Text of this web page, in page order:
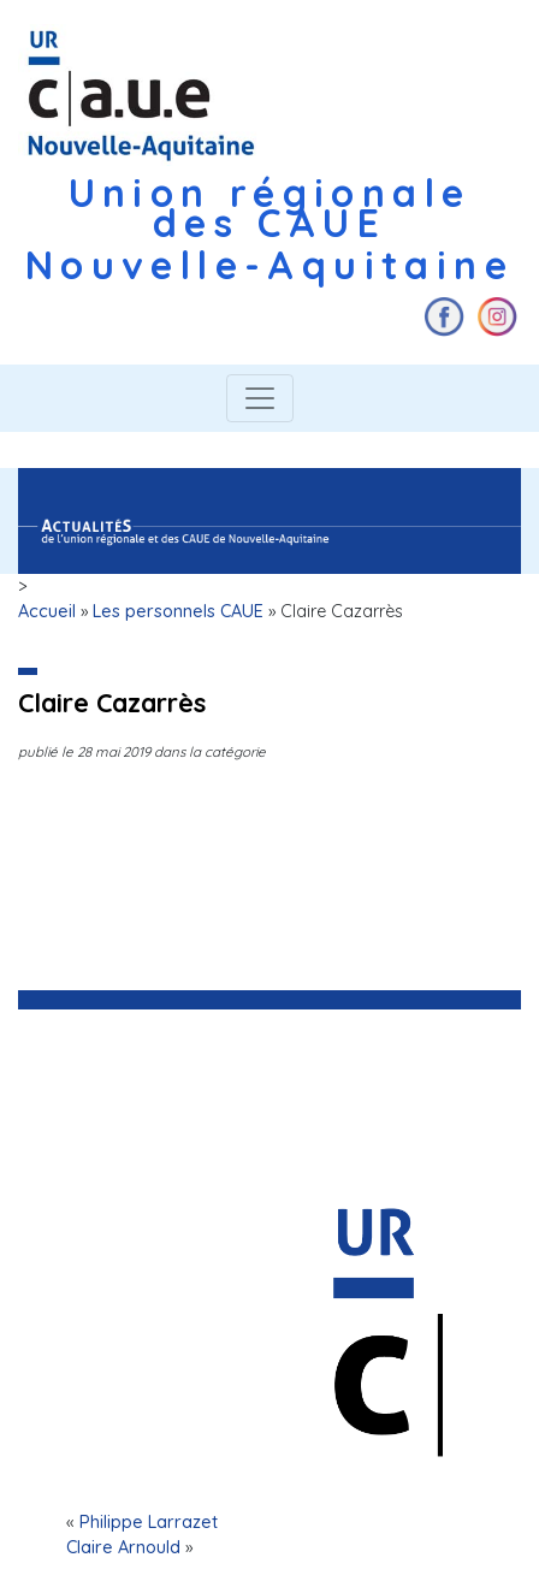
Union régionale
des CAUE
Nouvelle-Aquitaine
>
Accueil » Les personnels CAUE » Claire Cazarrès
Claire Cazarrès
publié le 28 mai 2019dans la catégorie
« Philippe Larrazet
Claire Arnould »